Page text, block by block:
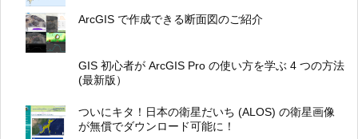
ArcGIS で作成できる断面図のご紹介
GIS 初心者が ArcGIS Pro の使い方を学ぶ 4 つの方法
(最新版）
ついにキタ！日本の衛星だいち (ALOS) の衛星画像
が無償でダウンロード可能に！